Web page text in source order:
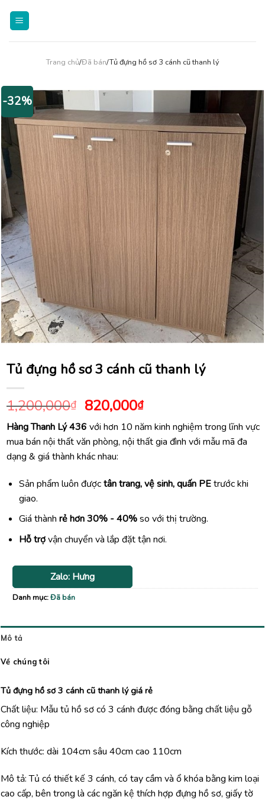
Trang chủ/Đã bán/Tủ đựng hồ sơ 3 cánh cũ thanh lý
-32%
Tủ đựng hồ sơ 3 cánh cũ thanh lý
1,200,000₫ Giá
gốc
là:
1,200,000₫.
820,000₫Giá
hiện
tại
là:
Hàng Thanh Lý 436 với hơn 10 năm kinh nghiệm trong lĩnh vực
mua bán nội thất văn phòng, nội thất gia đình với mẫu mã đa
dạng & giá thành khác nhau:
Sản phẩm luôn đượctân trang, vệ sinh, quấn PEtrước khi
giao.
Giá thành rẻ hơn 30% - 40%so với thị trường.
Hỗ trợvận chuyển và lắp đặt tận nơi.
Zalo: Hưng
Danh mục:Đã bán
Mô tả
Về chúng tôi
Tủ đựng hồ sơ 3 cánh cũ thanh lý giá rẻ
Chất liệu: Mẫu tủ hồ sơ có 3 cánh được đóng bằng chất liệu gỗ
công nghiệp
Kích thước: dài 104cm sâu 40cm cao 110cm
Mô tả: Tủ có thiết kế 3 cánh, có tay cầm và ổ khóa bằng kim loại
cao cấp, bên trong là các ngăn kệ thích hợp đựng hồ sơ, giấy tờ